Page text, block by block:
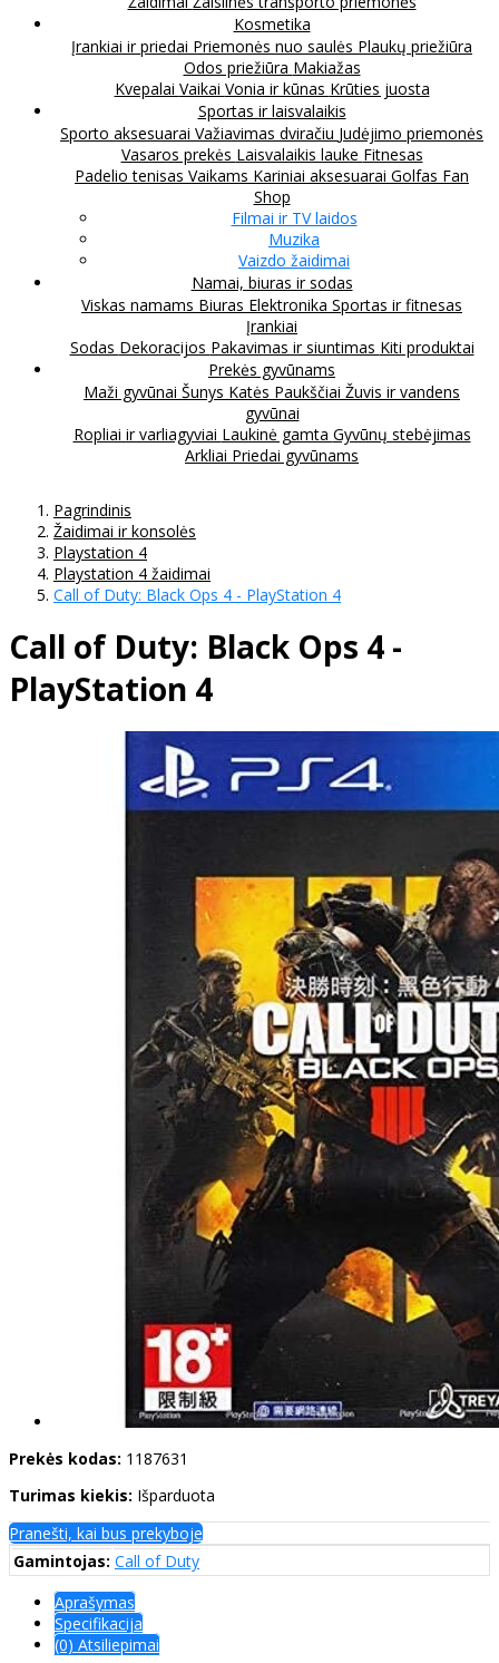
Kosmetika
Įrankiai ir priedai Priemonės nuo saulės Plaukų priežiūra
Odos priežiūra Makiažas
Kvepalai Vaikai Vonia ir kūnas Krūties juosta
Sportas ir laisvalaikis
Sporto aksesuarai Važiavimas dviračiu Judėjimo priemonės
Vasaros prekės Laisvalaikis lauke Fitnesas
Padelio tenisas Vaikams Kariniai aksesuarai Golfas Fan
Shop
Filmai ir TV laidos
Muzika
Vaizdo žaidimai
Namai, biuras ir sodas
Viskas namams Biuras Elektronika Sportas ir fitnesas
Įrankiai
Sodas Dekoracijos Pakavimas ir siuntimas Kiti produktai
Prekės gyvūnams
Maži gyvūnai Šunys Katės Paukščiai Žuvis ir vandens
gyvūnai
Ropliai ir varliagyviai Laukinė gamta Gyvūnų stebėjimas
Arkliai Priedai gyvūnams
Pagrindinis
Žaidimai ir konsolės
Playstation 4
Playstation 4 žaidimai
Call of Duty: Black Ops 4 - PlayStation 4
Call of Duty: Black Ops 4 -
PlayStation 4
Prekės kodas: 1187631
Turimas kiekis: Išparduota
Pranešti, kai bus prekyboje
Gamintojas: Call of Duty
Aprašymas
Specifikacija
(0) Atsiliepimai